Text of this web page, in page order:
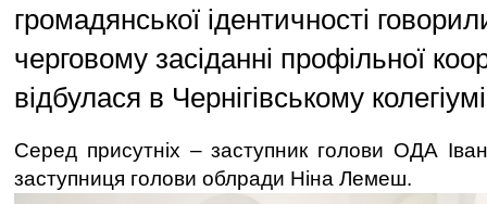
громадянської ідентичності
черговому засіданні профільної
відбулася в Чернігівському
Серед присутніх – заступник голови ОДА
заступниця голови облради Ніна Лемеш.